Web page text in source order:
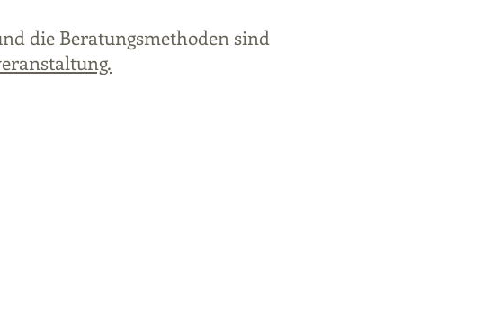
die Beratungsmethoden sind